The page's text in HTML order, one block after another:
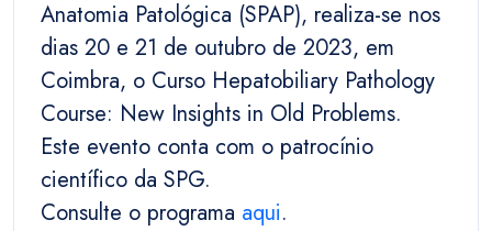
Anatomia Patológica (SPAP), realiza-se nos
dias 20 e 21 de outubro de 2023, em
Coimbra, o Curso Hepatobiliary Pathology
Course: New Insights in Old Problems.
Este evento conta com o patrocínio
científico da SPG.
Consulte o programa aqui.